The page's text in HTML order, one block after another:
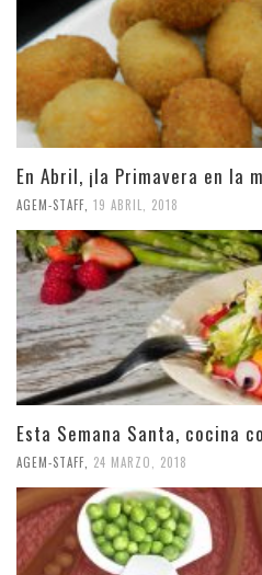
En Abril, ¡la Primavera en la
AGEM-STAFF 19 ABRIL, 2018
Esta Semana Santa, cocina
AGEM-STAFF 24 MARZO, 2018